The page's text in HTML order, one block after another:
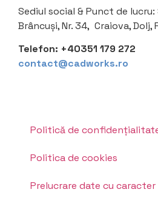
Sediul social &Punct de
Brâncuși, Nr. 34, Craiova, Dolj,
Telefon: +40351 179 272
contact@cadworks.ro
Politică de
Politica de cookies
Prelucrare date cu